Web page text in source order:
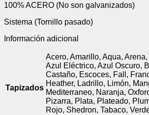
100% ACERO (No son galvanizados)
Sistema (Tornillo pasado)
Información adicional
Tapizados
Acero, Amarillo, Aqua,
Azul Eléctrico, Azul Oscuro,
Castaño, Escoces, Fall,
Heather, Ladrillo, Limón,
Mediterraneo, Naranja,
Pizarra, Plata, Plateado,
Rojo, Shedron, Tabaco,